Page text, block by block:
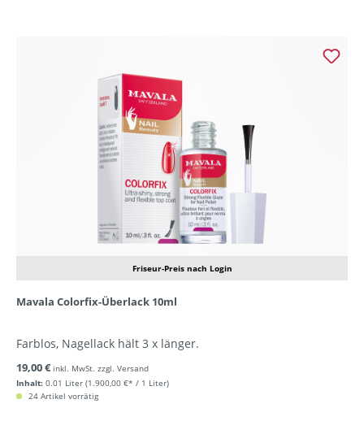
Friseur-Preis nach Login
Mavala Colorfix-Überlack 10ml
Farblos, Nagellack hält 3 x länger.
Inhalt: 0.01 Liter (1.900,00 €* / 1 Liter)
19,00 € inkl. MwSt. zzgl. Versand
24 Artikel vorrätig